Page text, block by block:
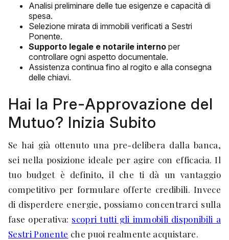
Analisi preliminare delle tue esigenze e capacità di
spesa.
Selezione mirata di immobili verificati a Sestri
Ponente.
Supporto legale e notarile interno per
controllare ogni aspetto documentale.
Assistenza continua fino al rogito e alla consegna
delle chiavi.
Hai la Pre-Approvazione del
Mutuo? Inizia Subito
Se hai già ottenuto una pre-delibera dalla banca,
sei nella posizione ideale per agire con efficacia. Il
tuo budget è definito, il che ti dà un vantaggio
competitivo per formulare offerte credibili. Invece
di disperdere energie, possiamo concentrarci sulla
fase operativa: scopri tutti gli immobili disponibili a
Sestri Ponente che puoi realmente acquistare.